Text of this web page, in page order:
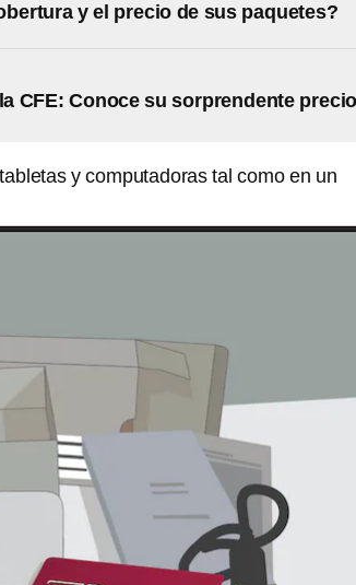
y el precio de sus paquetes?
CFE: Conoce su sorprendente
y computadoras tal como en un